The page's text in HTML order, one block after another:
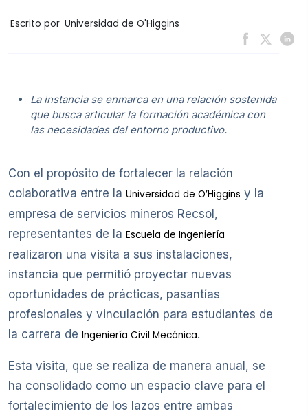
Escrito por Universidad de O'Higgins
La instancia se enmarca en una relación sostenida
que busca articular la formación académica con
las necesidades del entorno productivo.
Con el propósito de fortalecer la relación
colaborativa entre la Universidad de O’Higgins y la
empresa de servicios mineros Recsol,
representantes de la Escuela de Ingeniería
realizaron una visita a sus instalaciones,
instancia que permitió proyectar nuevas
oportunidades de prácticas, pasantías
profesionales y vinculación para estudiantes de
la carrera de Ingeniería Civil Mecánica.
Esta visita, que se realiza de manera anual, se
ha consolidado como un espacio clave para el
fortalecimiento de los lazos entre ambas